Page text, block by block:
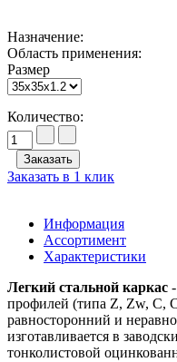
Назначение:
Область применения:
Размер
Количество:
Заказать в 1 клик
Информация
Ассортимент
Характеристики
Легкий стальной каркас
профилей (типа Z, Zw, C,
равносторонний и
изготавливается в
тонколистовой